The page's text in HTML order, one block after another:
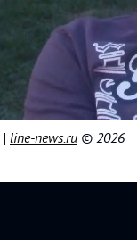
| line-news.ru © 2026